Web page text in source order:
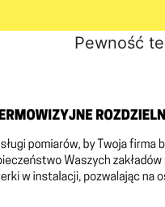
Pewność